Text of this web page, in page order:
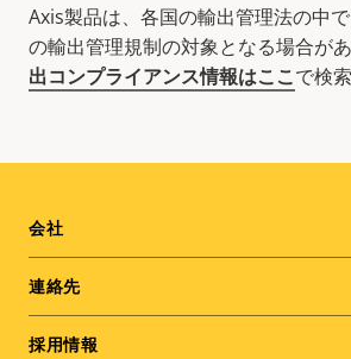
Axis製品は、各国の輸出管理法の中
の輸出管理規制の対象となる場合があ
出コンプライアンス情報はここで検
Footer
menu
会社
連絡先
採用情報